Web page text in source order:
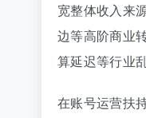
宽整体收入来
边等高阶商业
算延迟等行业乱
在账号运营扶